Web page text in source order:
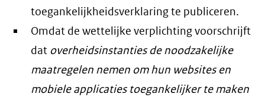
toegankelijkheidsverklaring te publiceren.
Omdat de wettelijke verplichting voorschrijft
dat overheidsinstanties de noodzakelijke
maatregelen nemen om hun websites en
mobiele applicaties toegankelijker te maken